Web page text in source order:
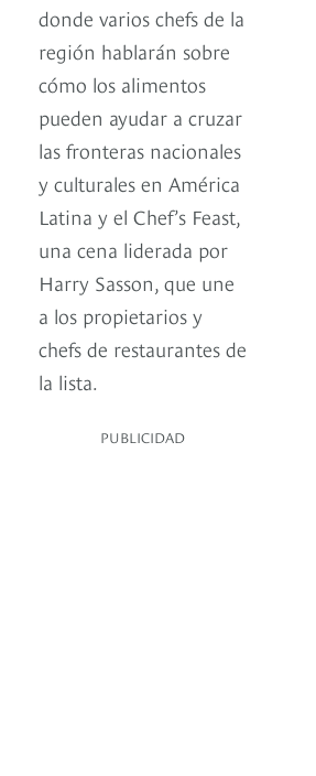
donde varios chefs de la
región hablarán sobre
cómo los alimentos
pueden ayudar a cruzar
las fronteras nacionales
y culturales en América
Latina y el Chef’s Feast,
una cena liderada por
Harry Sasson, que une
a los propietarios y
chefs de restaurantes de
la lista.
PUBLICIDAD